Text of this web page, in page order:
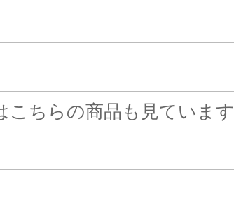
こちらの商品も見ています